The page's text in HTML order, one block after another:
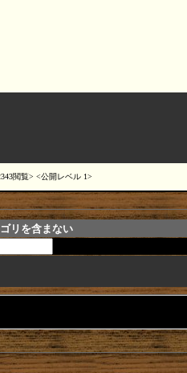
閲覧 公開レベル 1
リを含まない